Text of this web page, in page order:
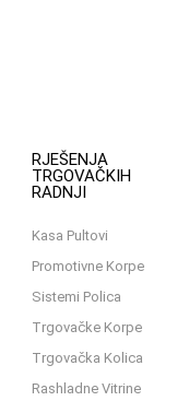
RJEŠENJA
TRGOVAČKIH
RADNJI
Kasa Pultovi
Promotivne Korpe
Sistemi Polica
Trgovačke Korpe
Trgovačka Kolica
Rashladne Vitrine